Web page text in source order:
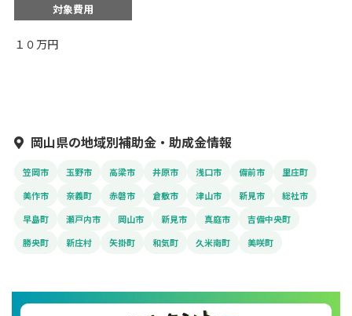
対象費用
１０万円
岡山県の地域別補助金・助成金情報
笠岡市 玉野市 高梁市 井原市 浅口市 備前市
里庄町
美作市
奈義町 赤磐市 倉敷市 津山市 新見市
総社市
早島町
瀬戸内市 岡山市 新見市 真庭市
吉備中央町
勝央町
新庄村 矢掛町 和気町 久米南町 美咲町